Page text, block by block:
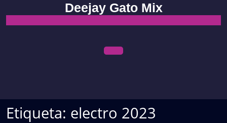
content
Deejay Gato Mix
Etiqueta: electro 2023